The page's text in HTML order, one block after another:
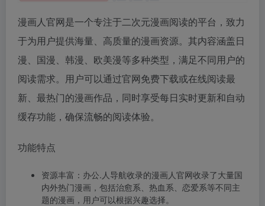
漫画人官网是一个专注于二次元漫画阅读的平台，致力
于为用户提供海量、高质量的漫画资源。其内容涵盖日
漫、国漫、韩漫、欧美漫等多种类型，满足不同用户的
阅读需求。用户可以通过官网免费下载或在线阅读最
新、最热门的漫画作品，同时享受每日实时更新和自动
缓存功能，确保流畅的阅读体验。
功能特点
资源丰富：办公.人导航收录的漫画人官网收录了大量国
内外热门漫画，包括治愈系、热血系、恋爱系等不同主
题的漫画，用户可以根据兴趣选择。